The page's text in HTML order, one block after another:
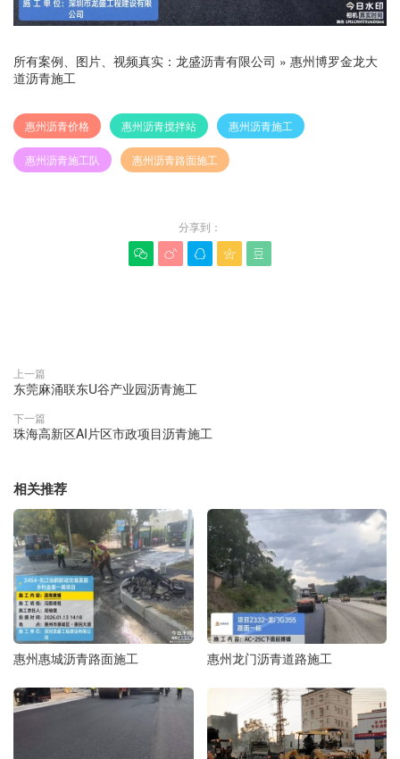
所有案例、图片、视频真实： 龙盛沥青有限公司 » 惠州博罗金龙大
道沥青施工
惠州沥青价格 惠州沥青搅拌站 惠州沥青施工
惠州沥青施工队 惠州沥青路面施工
分享到：
    
上一篇
东莞麻涌联东U谷产业园沥青施工
下一篇
珠海高新区AI片区市政项目沥青施工
相关推荐
惠州惠城沥青路面施工 惠州龙门沥青道路施工